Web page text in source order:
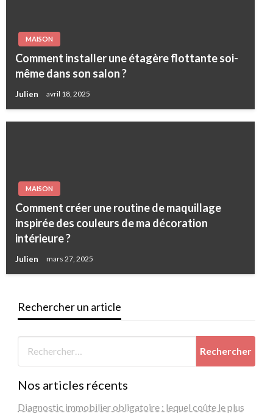
MAISON
Comment installer une étagère flottante soi-
même dans son salon ?
Julien avril 18, 2025
MAISON
Comment créer une routine de maquillage
inspirée des couleurs de ma décoration
intérieure ?
Julien mars 27, 2025
Rechercher un article
Nos articles récents
Diagnostic immobilier obligatoire : lequel coûte le plus